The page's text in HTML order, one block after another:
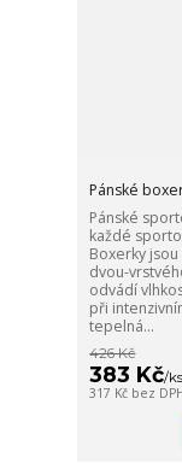
Pánské
Pánské
každé
Boxerky
dvou-
odvádí
při
tepelná...
426 Kč
383 Kč/ks
317 Kč bez